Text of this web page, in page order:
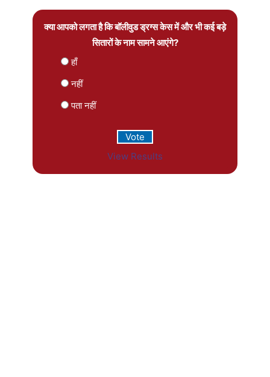
क्या आपको लगता है कि बॉलीवुड ड्रग्स केस में और भी कई बड़े
सितारों के नाम सामने आएंगे?
हाँ
नहीं
पता नहीं
View Results